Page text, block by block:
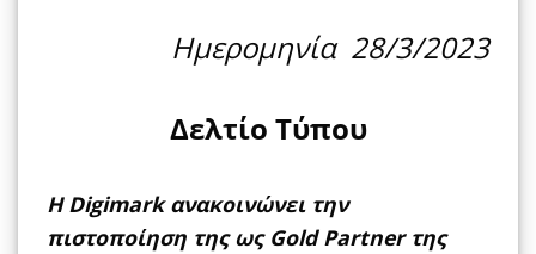
Ημερομηνία 28/3/2023
Δελτίο Τύπου
Η Digimark ανακοινώνει την
πιστοποίηση της ως Gold Partner της